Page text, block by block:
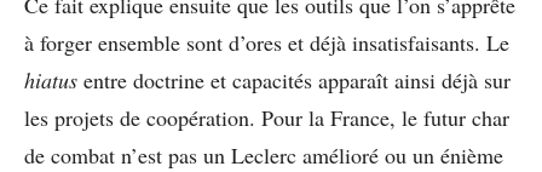
à forger ensemble sont d’ores et déjà insatisfaisants. Le
hiatus entre doctrine et capacités apparaît ainsi déjà sur
les projets de coopération. Pour la France, le futur char
de combat n’est pas un Leclerc amélioré ou un énième